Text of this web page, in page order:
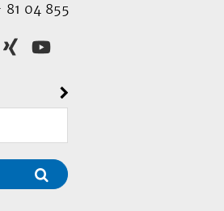
04 855